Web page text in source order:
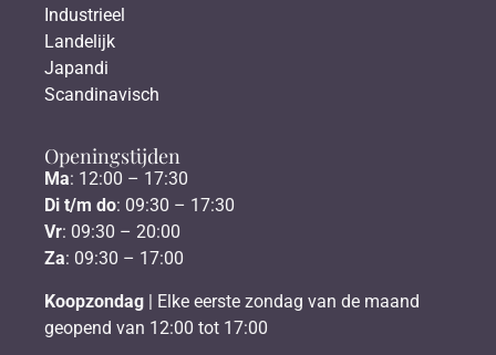
Industrieel
Landelijk
Japandi
Scandinavisch
Openingstijden
Ma: 12:00 – 17:30
Di t/m do: 09:30 – 17:30
Vr: 09:30 – 20:00
Za: 09:30 – 17:00
Koopzondag | Elke eerste zondag van de maand
geopend van 12:00 tot 17:00